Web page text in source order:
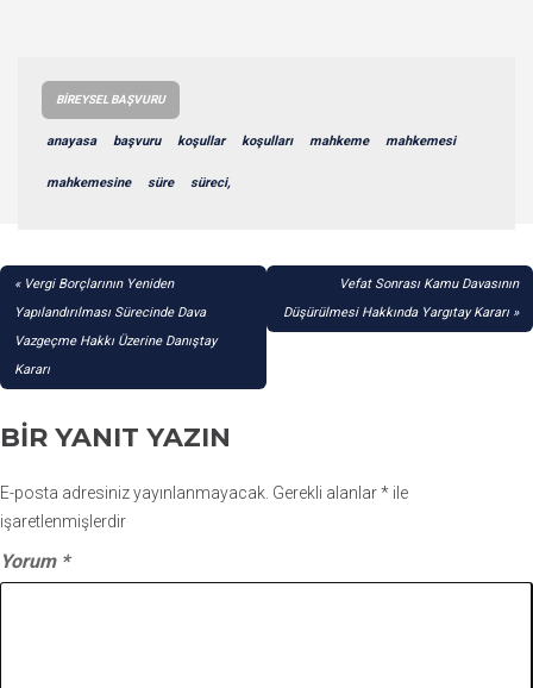
BIREYSEL BAŞVURU
anayasa başvuru koşullar koşulları mahkeme mahkemesi
mahkemesine süre süreci,
YAZI
GEZINMESI
Vergi Borçlarının Yeniden
Yapılandırılması Sürecinde Dava
Vazgeçme Hakkı Üzerine Danıştay
Kararı
Vefat Sonrası Kamu Davasının
Düşürülmesi Hakkında Yargıtay Kararı
BIR YANIT YAZIN
E-posta adresiniz yayınlanmayacak. Gerekli alanlar* ile
işaretlenmişlerdir
Yorum *